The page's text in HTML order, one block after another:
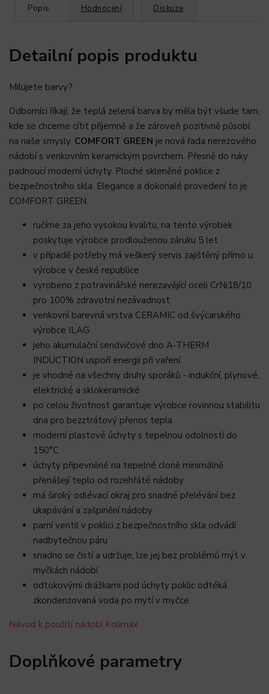
Popis Hodnocení Diskuze
Detailní popis produktu
Milujete barvy?
Odborníci říkají, že teplá zelená barva by měla být všude tam,
kde se chceme cítit příjemně a že zároveň pozitivně působí
na naše smysly. COMFORT GREEN je nová řada nerezového
nádobí s venkovním keramickým povrchem. Přesně do ruky
padnoucí moderní úchyty. Ploché skleněné poklice z
bezpečnostního skla. Elegance a dokonalé provedení to je
COMFORT GREEN.
ručíme za jeho vysokou kvalitu, na tento výrobek
poskytuje výrobce prodlouženou záruku 5 let
v případě potřeby má veškerý servis zajištěný přímo u
výrobce v české republice
vyrobeno z potravinářské nerezavějící oceli CrNi18/10
pro 100% zdravotní nezávadnost
venkovní barevná vrstva CERAMIC od švýcarského
výrobce ILAG
jeho akumulační sendvičové dno A-THERM
INDUCTION uspoří energii při vaření
je vhodné na všechny druhy sporáků - indukční, plynové,
elektrické a sklokeramické
po celou životnost garantuje výrobce rovinnou stabilitu
dna pro bezztrátový přenos tepla
moderní plastové úchyty s tepelnou odolností do
150°C
úchyty připevněné na tepelné cloně minimálně
přenášejí teplo od rozehřáté nádoby
má široký odlévací okraj pro snadné přelévání bez
ukapávání a zašpinění nádoby
parní ventil v poklici z bezpečnostního skla odvádí
nadbytečnou páru
snadno se čistí a udržuje, lze jej bez problémů mýt v
myčkách nádobí
odtokovými drážkami pod úchyty poklic odtéká
zkondenzovaná voda po mytí v myčce
Návod k použití nádobí Kolimax
Doplňkové parametry